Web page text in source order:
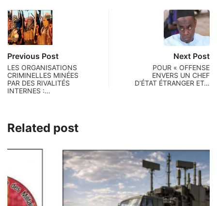
Previous Post
LES ORGANISATIONS
CRIMINELLES MINÉES
PAR DES RIVALITÉS
INTERNES :…
Next Post
POUR « OFFENSE
ENVERS UN CHEF
D’ÉTAT ÉTRANGER ET…
Related post